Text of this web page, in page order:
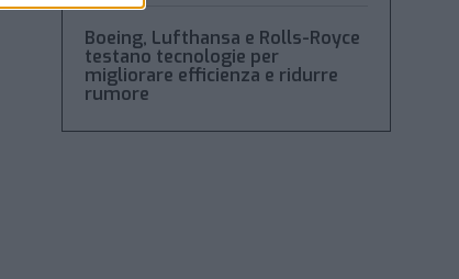
Boeing, Lufthansa e Rolls-Royce
testano tecnologie per
migliorare efficienza e ridurre
rumore